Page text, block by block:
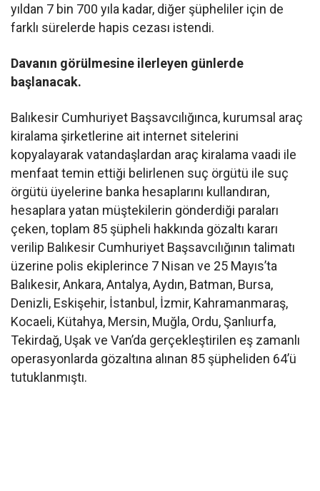
yıldan 7 bin 700 yıla kadar, diğer şüpheliler için de
farklı sürelerde hapis cezası istendi.
Davanın görülmesine ilerleyen günlerde
başlanacak.
Balıkesir Cumhuriyet Başsavcılığınca, kurumsal araç
kiralama şirketlerine ait internet sitelerini
kopyalayarak vatandaşlardan araç kiralama vaadi ile
menfaat temin ettiği belirlenen suç örgütü ile suç
örgütü üyelerine banka hesaplarını kullandıran,
hesaplara yatan müştekilerin gönderdiği paraları
çeken, toplam 85 şüpheli hakkında gözaltı kararı
verilip Balıkesir Cumhuriyet Başsavcılığının talimatı
üzerine polis ekiplerince 7 Nisan ve 25 Mayıs’ta
Balıkesir, Ankara, Antalya, Aydın, Batman, Bursa,
Denizli, Eskişehir, İstanbul, İzmir, Kahramanmaraş,
Kocaeli, Kütahya, Mersin, Muğla, Ordu, Şanlıurfa,
Tekirdağ, Uşak ve Van’da gerçekleştirilen eş zamanlı
operasyonlarda gözaltına alınan 85 şüpheliden 64’ü
tutuklanmıştı.